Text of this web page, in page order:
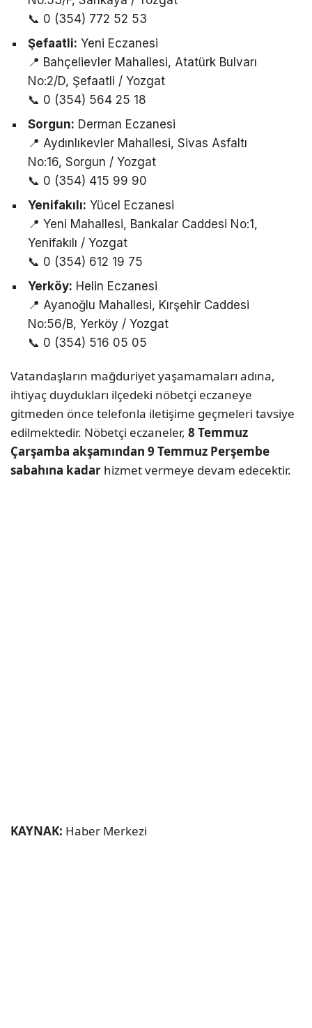
📞 0 (354) 772 52 53
Şefaatli: Yeni Eczanesi
📍 Bahçelievler Mahallesi, Atatürk Bulvarı
No:2/D, Şefaatli / Yozgat
📞 0 (354) 564 25 18
Sorgun: Derman Eczanesi
📍 Aydınlıkevler Mahallesi, Sivas Asfaltı
No:16, Sorgun / Yozgat
📞 0 (354) 415 99 90
Yenifakılı: Yücel Eczanesi
📍 Yeni Mahallesi, Bankalar Caddesi No:1,
Yenifakılı / Yozgat
📞 0 (354) 612 19 75
Yerköy: Helin Eczanesi
📍 Ayanoğlu Mahallesi, Kırşehir Caddesi
No:56/B, Yerköy / Yozgat
📞 0 (354) 516 05 05
Vatandaşların mağduriyet yaşamamaları adına,
ihtiyaç duydukları ilçedeki nöbetçi eczaneye
gitmeden önce telefonla iletişime geçmeleri tavsiye
edilmektedir. Nöbetçi eczaneler, 8 Temmuz
Çarşamba akşamından 9 Temmuz Perşembe
sabahına kadar hizmet vermeye devam edecektir.
KAYNAK: Haber Merkezi